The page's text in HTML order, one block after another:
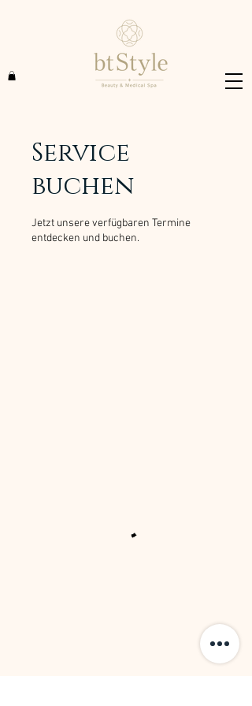
Service
buchen
Jetzt unsere verfügbaren Termine
entdecken und buchen.